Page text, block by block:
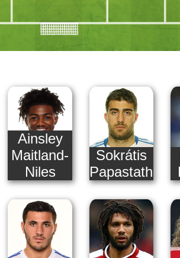
Ainsley
Maitland-
Niles
Sokrátis